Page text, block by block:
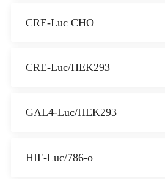
CRE-Luc CHO
CRE-Luc/HEK293
GAL4-Luc/HEK293
HIF-Luc/786-o